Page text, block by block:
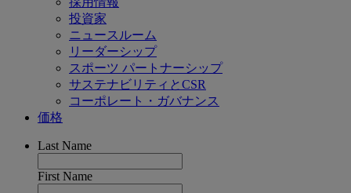
投資家
ニュースルーム
リーダーシップ
スポーツ パートナーシップ
サステナビリティとCSR
コーポレート・ガバナンス
価格
Last Name
First Name